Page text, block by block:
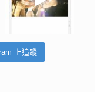
上追蹤